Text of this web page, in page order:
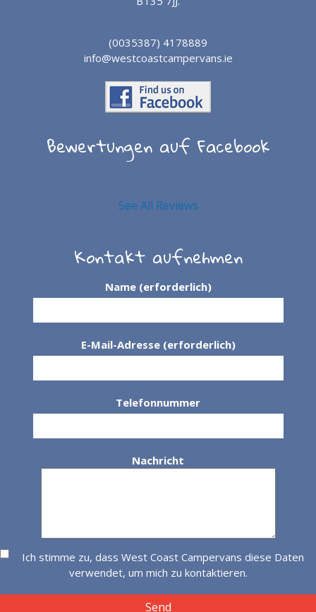
(0035387) 4178889
info@westcoastcampervans.ie
Bewertungen auf Facebook
See All Reviews
Kontakt aufnehmen
Name (erforderlich)
E-Mail-Adresse (erforderlich)
Telefonnummer
Nachricht
Ich stimme zu, dass West Coast Campervans diese Daten
verwendet, um mich zu kontaktieren.